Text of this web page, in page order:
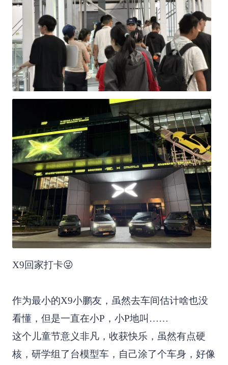
X9回家打卡😜
作为最小的X9小鹏友，虽然去车间估计啥也没
看懂，但是一直在小P，小P地叫……
这个儿童节意义非凡，收获快乐，虽然有点硬
核，研学组了台模型车，自己涂了个车身，好像